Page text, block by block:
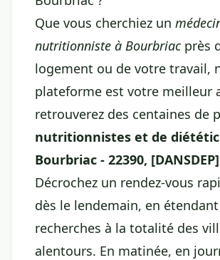
Que vous cherchiez un
nutritionniste à Bourbriacprès
logement ou de votre travail,
plateforme est votre meilleur
retrouverez des centaines de
nutritionnistes et de
Bourbriac - 22390, [DANSDEP]
Décrochez un rendez-vous
dès le lendemain, en
recherches à la totalité des
alentours. En matinée, en